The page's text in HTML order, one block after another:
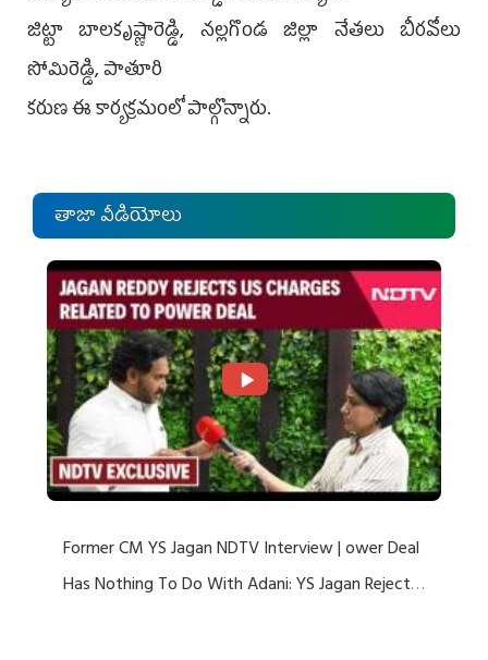
జిట్టా బాలకృష్ణారెడ్డి, నల్లగొండ జిల్లా నేతలు బీరవోలు
సోమిరెడ్డి, పాతూరి
కరుణ ఈ కార్యక్రమంలో పాల్గొన్నారు.
తాజా వీడియోలు
Former CM YS Jagan NDTV Interview | ower Deal
Has Nothing To Do With Adani: YS Jagan Rejects